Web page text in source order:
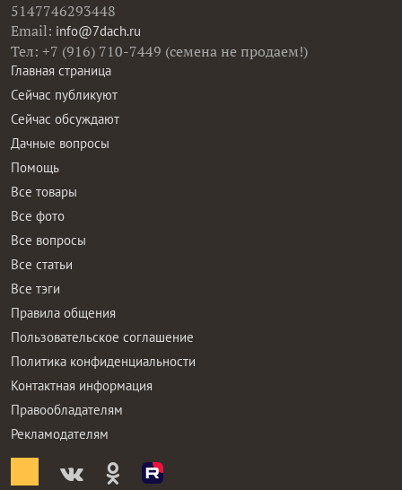
5147746293448
Email: info@7dach.ru
Тел: +7 (916) 710-7449 (семена не продаем!)
Главная страница
Сейчас публикуют
Сейчас обсуждают
Дачные вопросы
Помощь
Все товары
Все фото
Все вопросы
Все статьи
Все тэги
Правила общения
Пользовательское соглашение
Политика конфиденциальности
Контактная информация
Правообладателям
Рекламодателям